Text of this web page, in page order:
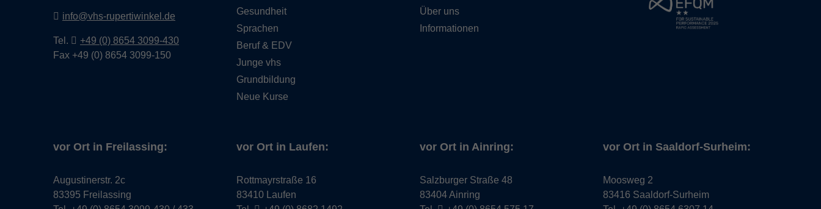
info@vhs-rupertiwinkel.de
Tel.
+49 (0) 8654 3099-430
Fax +49 (0) 8654 3099-150
Gesundheit
Sprachen
Beruf & EDV
Junge vhs
Grundbildung
Neue Kurse
Über uns
Informationen
vor Ort in Freilassing:
Augustinerstr. 2c
83395 Freilassing
vor Ort in Laufen:
Rottmayrstraße 16
83410 Laufen
vor Ort in Ainring:
Salzburger Straße 48
83404 Ainring
vor Ort in Saaldorf-Surheim:
Moosweg 2
83416 Saaldorf-Surheim